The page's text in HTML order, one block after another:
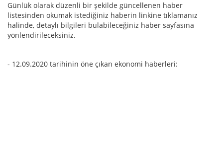
Günlük olarak düzenli bir şekilde güncellenen haber
listesinden okumak istediğiniz haberin linkine tıklamanız
halinde, detaylı bilgileri bulabileceğiniz haber sayfasına
yönlendirileceksiniz.
- 12.09.2020 tarihinin öne çıkan ekonomi haberleri: